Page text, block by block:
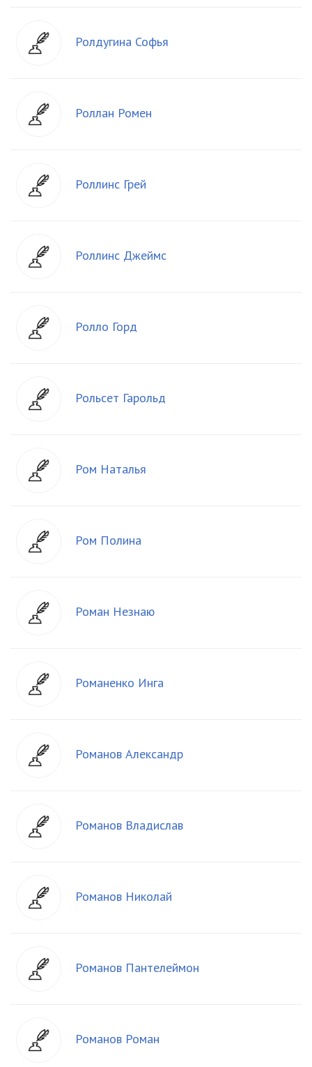
Ролдугина Софья
Роллан Ромен
Роллинс Грей
Роллинс Джеймс
Ролло Горд
Рольсет Гарольд
Ром Наталья
Ром Полина
Роман Незнаю
Романенко Инга
Романов Александр
Романов Владислав
Романов Николай
Романов Пантелеймон
Романов Роман